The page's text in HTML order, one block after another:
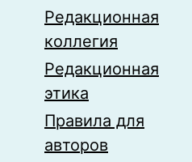
Редакционная
коллегия
Редакционная
этика
Правила для
авторов